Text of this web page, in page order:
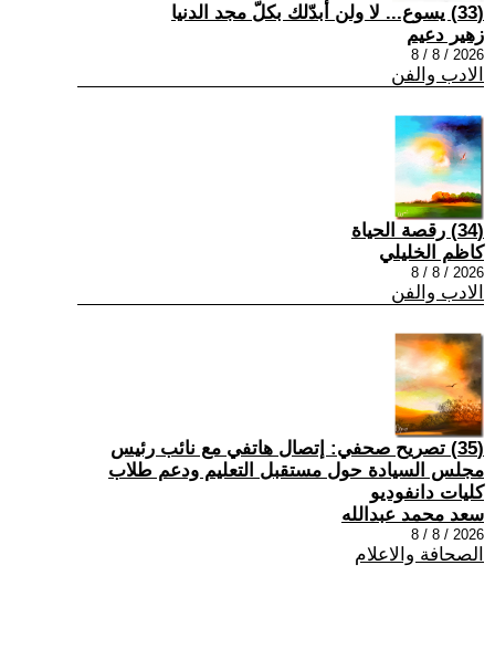
(33) يسوع... لا ولن أبدّلك بكلّ مجد الدنيا
زهير دعيم
2026 / 8 / 8
الادب والفن
(34) رقصة الحياة
كاظم الخليلي
2026 / 8 / 8
الادب والفن
(35) تصريح صحفي: إتصال هاتفي مع نائب رئيس
مجلس السيادة حول مستقبل التعليم ودعم طلاب
كليات دانفوديو
سعد محمد عبدالله
2026 / 8 / 8
الصحافة والاعلام